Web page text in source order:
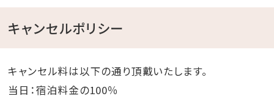
キャンセルポリシー
キャンセル料は以下の通り頂戴いたします。
当日：宿泊料金の100％